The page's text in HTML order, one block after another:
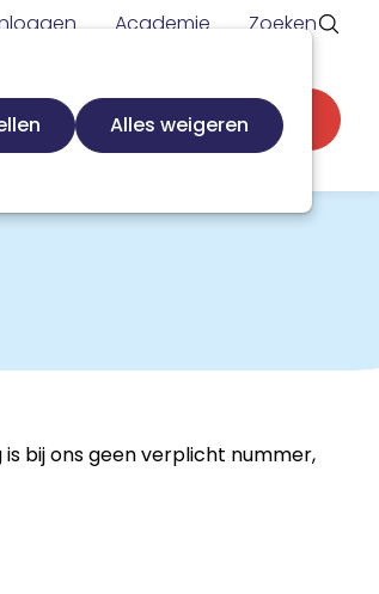
Alles weigerenWord lid
Academie Zoeken
bij ons geen verplicht nummer,